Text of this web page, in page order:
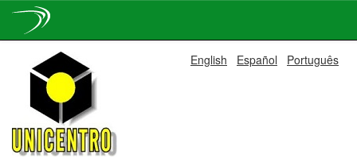
navigation
English Español Português